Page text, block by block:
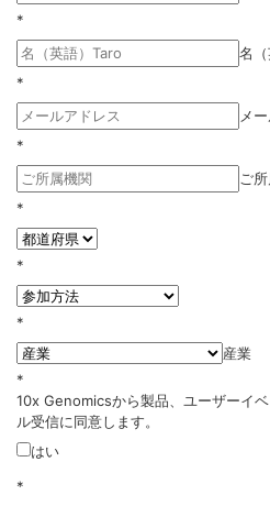
*
名
*
メ
*
ご
*
*
*
産業
*
10x Genomicsから製品、ユーザーイ
ル受信に同意します。
はい
*